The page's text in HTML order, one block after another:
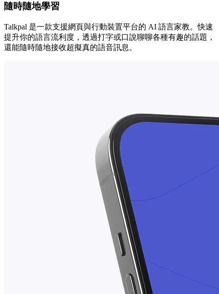
隨時隨地學習
Talkpal 是一款支援網頁與行動裝置平台的 AI 語言家教。快速
提升你的語言流利度，透過打字或口說聊聊各種有趣的話題，
還能隨時隨地接收超擬真的語音訊息。